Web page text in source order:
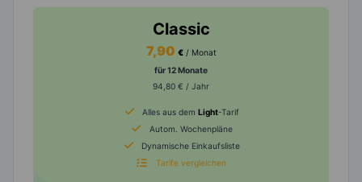
Classic
7,90 € / Monat
für 12 Monate
94,80 € / Jahr
Alles aus dem Light-Tarif
Autom. Wochenpläne
Dynamische Einkaufsliste
Tarife vergleichen